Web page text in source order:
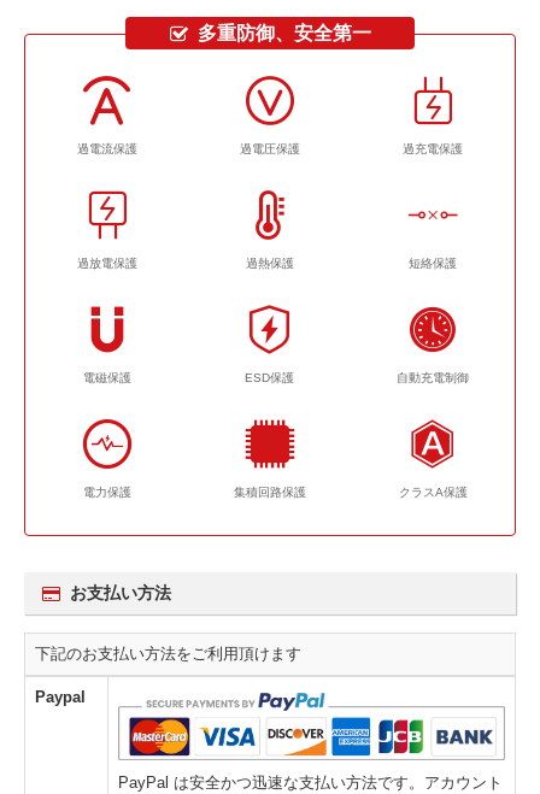
多重防御、安全第一
過電流保護 過電圧保護 過充電保護
過放電保護 過熱保護 短絡保護
電磁保護 ESD保護 自動充電制御
電力保護 集積回路保護 クラスA保護
お支払い方法
下記のお支払い方法をご利用頂けます
Paypal
PayPal は安全かつ迅速な支払い方法です。アカウント